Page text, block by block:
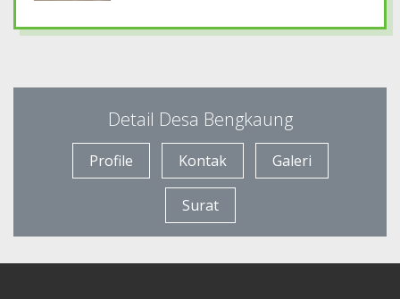
Detail Desa Bengkaung
Profile Kontak Galeri
Surat